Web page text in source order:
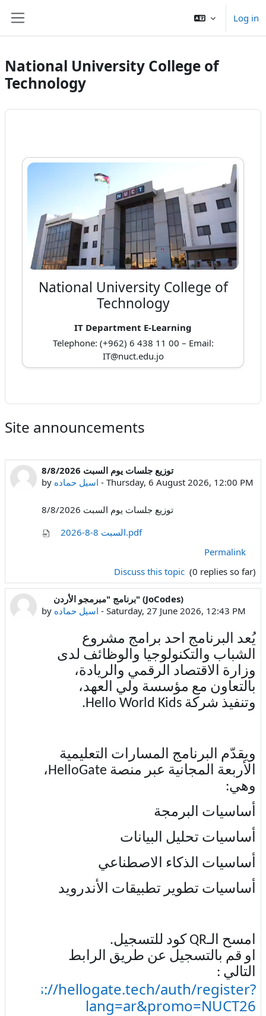
Log in
National University College of
Technology
National University College of
Technology
IT Department E-Learning
Telephone: (+962) 6 438 11 00 – Email:
IT@nuct.edu.jo
Site announcements
توزيع جلسات يوم السبت 8/8/2026
by اسيل حماده - Thursday, 6 August 2026, 12:00 PM
توزيع جلسات يوم السبت 8/8/2026
السبت 8-8-2026.pdf
Permalink
Discuss this topic (0 replies so far)
برنامج "مبرمجو الأردن" (JoCodes)
by اسيل حماده - Saturday, 27 June 2026, 12:43 PM
يُعد البرنامج أحد برامج مشروع
الشباب والتكنولوجيا والوظائف لدى
وزارة الاقتصاد الرقمي والريادة،
بالتعاون مع مؤسسة ولي العهد،
وتنفيذ شركة Hello World Kids
.
ويقدّم البرنامج المسارات التعليمية
الأربعة المجانية عبر منصة HelloGate ،
وهي:
أساسيات البرمجة
أساسيات تحليل البيانات
أساسيات الذكاء الاصطناعي
أساسيات تطوير تطبيقات الأندرويد
امسح الـQR كود للتسجيل.
او قم بالتسجيل عن طريق الرابط
التالي :
https://hellogate.tech/auth/register?
lang=ar&promo=NUCT26